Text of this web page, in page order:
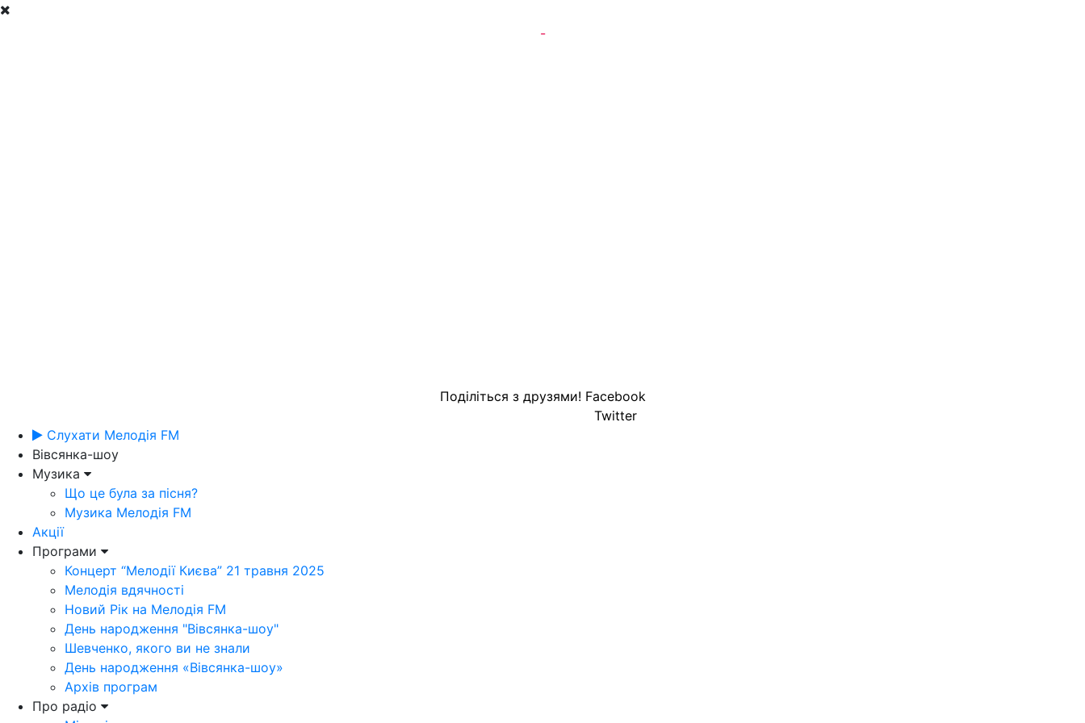
-
Поділіться з друзями! Facebook
Twitter
Слухати Мелодія FM
Вівсянка-шоу
Музика
Що це була за пісня?
Музика Мелодія FM
Акції
Програми
Концерт “Мелодії Києва” 21 травня 2025
Мелодія вдячності
Новий Рік на Мелодія FM
День народження "Вівсянка-шоу"
Шевченко, якого ви не знали
День народження «Вівсянка-шоу»
Архів програм
Про радіо